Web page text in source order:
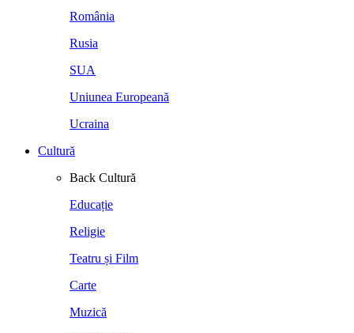
România
Rusia
SUA
Uniunea Europeană
Ucraina
Cultură
Back Cultură
Educație
Religie
Teatru și Film
Carte
Muzică